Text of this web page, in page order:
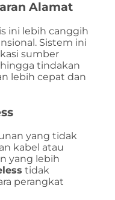
Alamat
ini lebih canggih
Sistem ini
sumber
tindakan
lebih cepat dan
yang tidak
kabel atau
yang lebih
tidak
perangkat